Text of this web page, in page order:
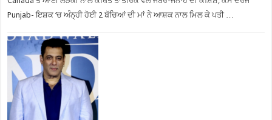
Punjab- ਇਸ਼ਕ ‘ਚ ਅੰਨ੍ਹੀ ਹੋਈ 2 ਬੱਚਿਆਂ ਦੀ ਮਾਂ ਨੇ ਆਸ਼ਕ ਨਾਲ ਮਿਲ ਕੇ ਪਤੀ …